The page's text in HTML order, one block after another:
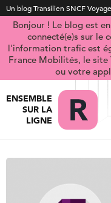
Un blog Transilien SNCF
Bonjour ! Le blog est
connecté(e)s sur le
l'information trafic est
France Mobilités, le site
ou votre
ENSEMBLE
SUR LA
LIGNE